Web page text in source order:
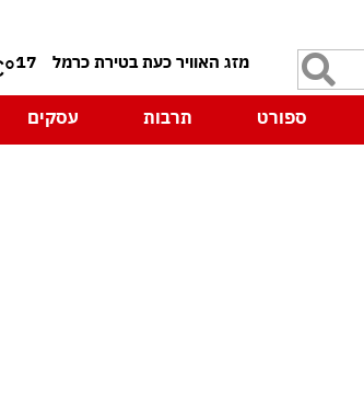
17
°C
ספורט תרבות עסקים